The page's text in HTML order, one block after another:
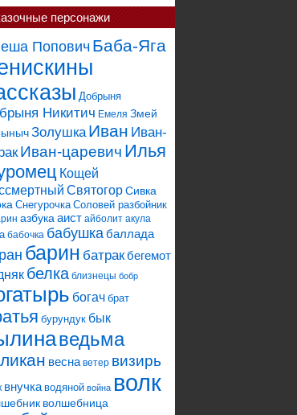
персонажи
ПоповичБаба-Яга
Добрыня
Никитич Емеля Змей
Золушка Иван Иван-
Иван-царевич Илья
Кощей
СвятогорСивка
Снегурочка Соловей разбойник
азбука аист айболит акула
бабочка бабушкабаллада
барин батракбегемот
белка близнецы бобр
богач брат
бурундук бык
ведьма
весна ветер визирь
внучка водяной война волк
волшебница